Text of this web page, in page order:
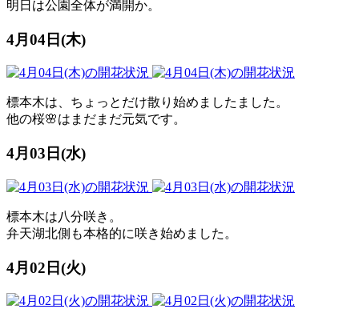
明日は公園全体が満開か。
4月04日(木)
標本木は、ちょっとだけ散り始めましたました。
他の桜🌸はまだまだ元気です。
4月03日(水)
標本木は八分咲き。
弁天湖北側も本格的に咲き始めました。
4月02日(火)